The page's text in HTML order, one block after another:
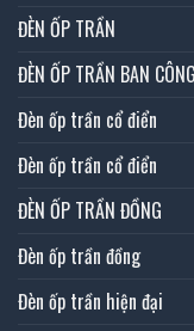
ĐÈN ỐP TRẦN
ĐÈN ỐP TRẦN BAN CÔNG
Đèn ốp trần cổ điển
Đèn ốp trần cổ điển
ĐÈN ỐP TRẦN ĐỒNG
Đèn ốp trần đồng
Đèn ốp trần hiện đại